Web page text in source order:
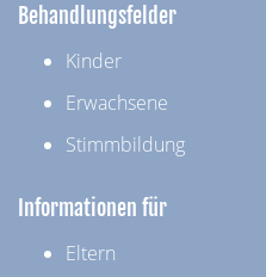
Behandlungsfelder
Kinder
Erwachsene
Stimmbildung
Informationen für
Eltern